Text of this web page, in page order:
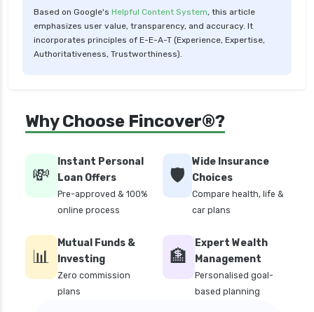
covid 19 health insurance
critical illness health insurance
family health insurance
future generali aarogya bima insurance plan
future generali criticare insurance plan
future generali group health insurance plan
future generali health suraksha family floater
plan
future generali health suraksha individual
insurance plan
Based on Google's Helpful Content System, this article
emphasizes user value, transparency, and accuracy. It
incorporates principles of E-E-A-T (Experience, Expertise,
Authoritativeness, Trustworthiness).
Why Choose Fincover®?
💸
Instant Personal
Loan Offers
Pre-approved & 100%
online process
🛡️
Wide Insurance
Choices
Compare health, life &
car plans
📊
Mutual Funds &
Investing
Zero commission
plans
🏦
Expert Wealth
Management
Personalised goal-
based planning